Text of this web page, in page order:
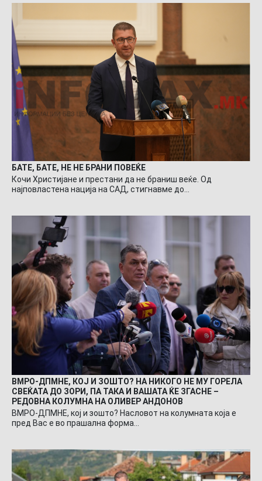
БАТЕ, БАТЕ, НЕ НЕ БРАНИ ПОВЕЌЕ
Кочи Христијане и престани да не браниш веќе. Од
најповластена нација на САД, стигнавме до…
ВМРО-ДПМНЕ, КОЈ И ЗОШТО? НА НИКОГО НЕ МУ ГОРЕЛА
СВЕЌАТА ДО ЗОРИ, ПА ТАКА И ВАШАТА ЌЕ ЗГАСНЕ –
РЕДОВНА КОЛУМНА НА ОЛИВЕР АНДОНОВ
ВМРО-ДПМНЕ, кој и зошто? Насловот на колумната која е
пред Вас е во прашална форма…